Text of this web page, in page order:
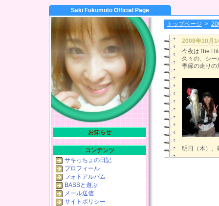
Saki Fukumoto Official Page
トップページ >
2009年10月
今夜はThe
久々の、シー
季節の走りの
明日（木）、
お知らせ
コンテンツ
サキっちょの日記
プロフィール
フォトアルバム
BASSと遊ぶ
メール送信
サイトポリシー